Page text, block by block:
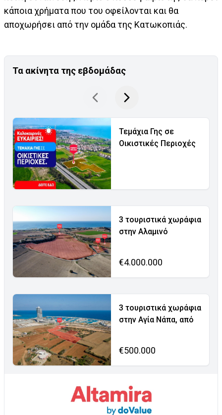
κάποια χρήματα που του οφείλονται και θα
αποχωρήσει από την ομάδα της Κατωκοπιάς.
Τα ακίνητα της εβδομάδας
Τεμάχια Γης σε
Οικιστικές Περιοχές
3 τουριστικά χωράφια
στην Αλαμινό
€4.000.000
3 τουριστικά χωράφια
στην Αγία Νάπα, από
€500.000